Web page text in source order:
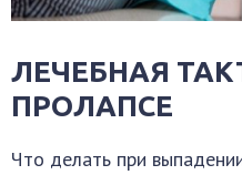
ЛЕЧЕБНАЯ
ПРОЛАПСЕ
Что делать при